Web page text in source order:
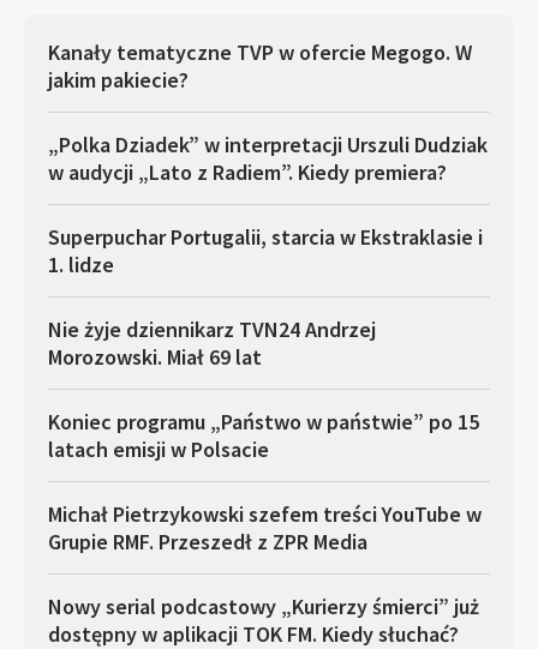
Kanały tematyczne TVP w ofercie Megogo. W
jakim pakiecie?
„Polka Dziadek” w interpretacji Urszuli Dudziak
w audycji „Lato z Radiem”. Kiedy premiera?
Superpuchar Portugalii, starcia w Ekstraklasie i
1. lidze
Nie żyje dziennikarz TVN24 Andrzej
Morozowski. Miał 69 lat
Koniec programu „Państwo w państwie” po 15
latach emisji w Polsacie
Michał Pietrzykowski szefem treści YouTube w
Grupie RMF. Przeszedł z ZPR Media
Nowy serial podcastowy „Kurierzy śmierci” już
dostępny w aplikacji TOK FM. Kiedy słuchać?